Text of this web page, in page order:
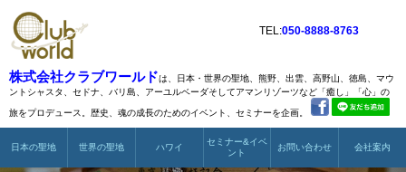
株式会社クラブワールドは、日本・世界の聖地、熊野、出雲、高野山、徳島、マウ
ントシャスタ、 セドナ、バリ島、アーユルベーダそしてアマンリゾーツなど 「癒し」「心」の
旅をプロデュース。歴史、魂の成長のためのイベント、セミナーを企画。
TEL:050-8888-8763
日本の聖地 世界の聖地 ハワイ
セミナー&イベ
ント
お問い合わせ 会社案内